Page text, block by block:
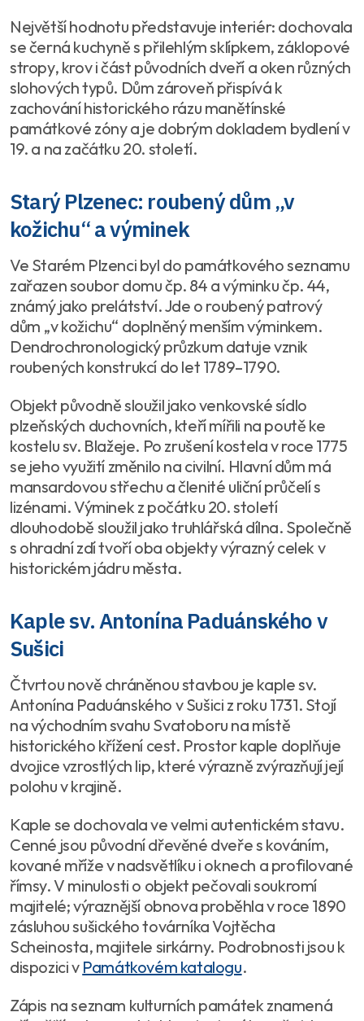
Největší hodnotu představuje interiér: dochovala
se černá kuchyně s přilehlým sklípkem, záklopové
stropy, krov i část původních dveří a oken různých
slohových typů. Dům zároveň přispívá k
zachování historického rázu manětínské
památkové zóny a je dobrým dokladem bydlení v
19. a na začátku 20. století.
Starý Plzenec: roubený dům „v
kožichu“ a výminek
Ve Starém Plzenci byl do památkového seznamu
zařazen soubor domu čp. 84 a výminku čp. 44,
známý jako prelátství. Jde o roubený patrový
dům „v kožichu“ doplněný menším výminkem.
Dendrochronologický průzkum datuje vznik
roubených konstrukcí do let 1789–1790.
Objekt původně sloužil jako venkovské sídlo
plzeňských duchovních, kteří mířili na poutě ke
kostelu sv. Blažeje. Po zrušení kostela v roce 1775
se jeho využití změnilo na civilní. Hlavní dům má
mansardovou střechu a členité uliční průčelí s
lizénami. Výminek z počátku 20. století
dlouhodobě sloužil jako truhlářská dílna. Společně
s ohradní zdí tvoří oba objekty výrazný celek v
historickém jádru města.
Kaple sv. Antonína Paduánského v
Sušici
Čtvrtou nově chráněnou stavbou je kaple sv.
Antonína Paduánského v Sušici z roku 1731. Stojí
na východním svahu Svatoboru na místě
historického křížení cest. Prostor kaple doplňuje
dvojice vzrostlých lip, které výrazně zvýrazňují její
polohu v krajině.
Kaple se dochovala ve velmi autentickém stavu.
Cenné jsou původní dřevěné dveře s kováním,
kované mříže v nadsvětlíku i oknech a profilované
římsy. V minulosti o objekt pečovali soukromí
majitelé; výraznější obnova proběhla v roce 1890
zásluhou sušického továrníka Vojtěcha
Scheinosta, majitele sirkárny. Podrobnosti jsou k
dispozici v Památkovém katalogu.
Zápis na seznam kulturních památek znamená